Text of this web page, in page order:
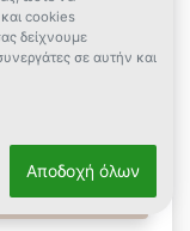
View+ επιλογές
προσφορά